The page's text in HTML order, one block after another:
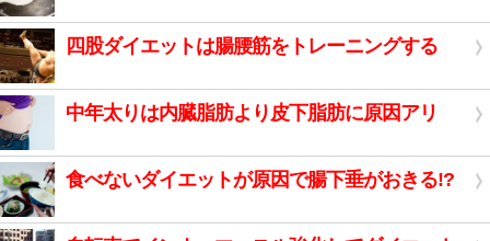
四股ダイエットは腸腰筋をトレーニングする
中年太りは内臓脂肪より皮下脂肪に原因アリ
食べないダイエットが原因で腸下垂がおきる!?